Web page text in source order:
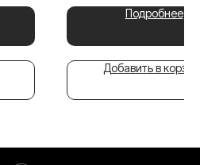
Подробнее
Добавить в